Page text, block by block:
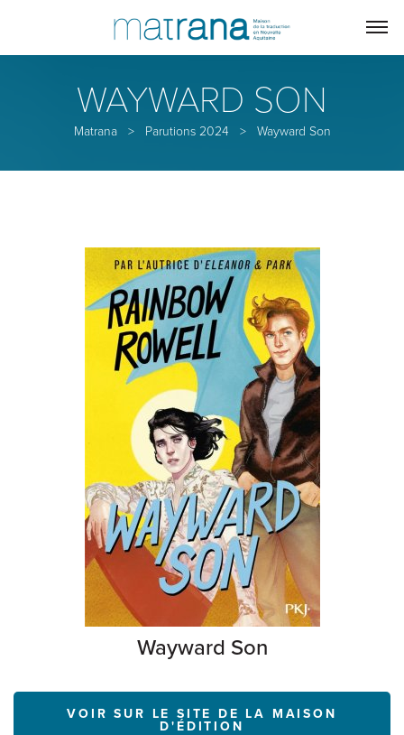
WAYWARD SON
Matrana> Parutions 2024 > Wayward Son
Wayward Son
VOIR SUR LE SITE DE LA MAISON
D'ÉDITION